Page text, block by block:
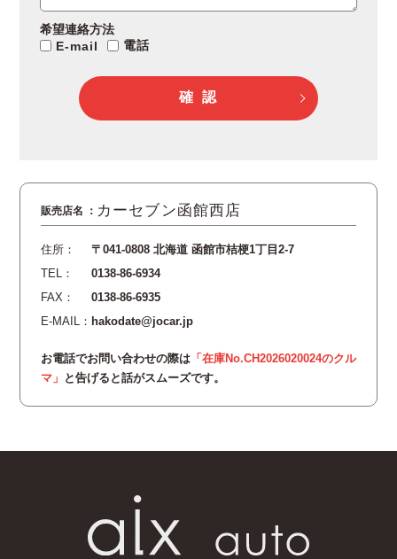
希望連絡方法
E-mail
電話
確 認
カーセブン函館西店
住所：
〒041-0808 北海道 函館市桔梗1丁目2-7
TEL：
0138-86-6934
FAX：
0138-86-6935
E-MAIL： hakodate@jocar.jp
お電話でお問い合わせの際は「在庫No.CH2026020024のクル
マ」 と告げると話がスムーズです。